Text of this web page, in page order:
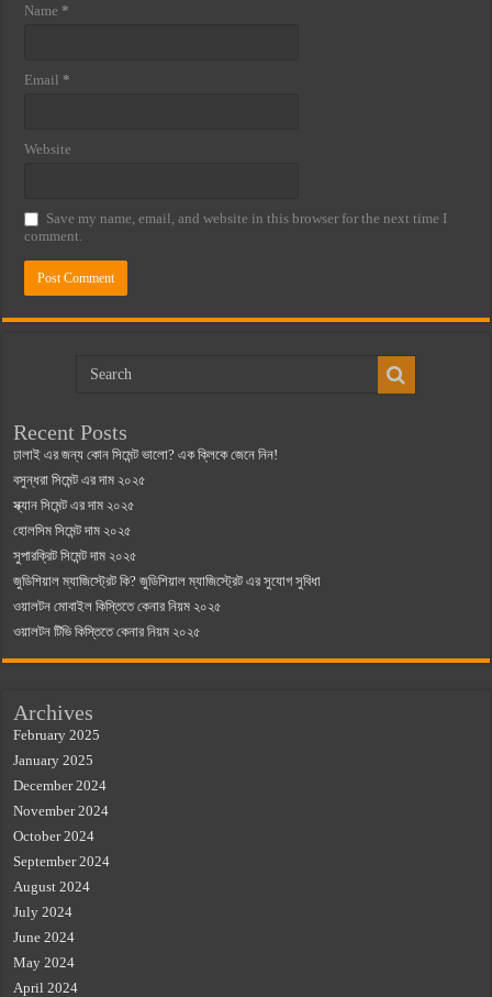
Name *
Email *
Website
Save my name, email, and website in this browser for the next time I
comment.
Recent Posts
ঢালাই এর জন্য কোন সিমেন্ট ভালো? এক ক্লিকে জেনে নিন!
বসুন্ধরা সিমেন্ট এর দাম ২০২৫
স্ক্যান সিমেন্ট এর দাম ২০২৫
হোলসিম সিমেন্ট দাম ২০২৫
সুপারক্রিট সিমেন্ট দাম ২০২৫
জুডিশিয়াল ম্যাজিস্ট্রেট কি? জুডিশিয়াল ম্যাজিস্ট্রেট এর সুযোগ সুবিধা
ওয়ালটন মোবাইল কিস্তিতে কেনার নিয়ম ২০২৫
ওয়ালটন টিভি কিস্তিতে কেনার নিয়ম ২০২৫
Archives
February 2025
January 2025
December 2024
November 2024
October 2024
September 2024
August 2024
July 2024
June 2024
May 2024
April 2024